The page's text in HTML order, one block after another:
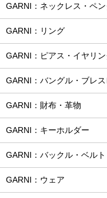
GARNI：ネックレス・ペン
GARNI：リング
GARNI：ピアス・イヤリ
GARNI：バングル・ブレ
GARNI：財布・革物
GARNI：キーホルダー
GARNI：バックル・ベルト
GARNI：ウェア